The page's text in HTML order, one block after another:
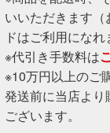
いいただきます
ドはご利用になれ
※代引き手数料は
※10万円以上のご
発送前に当店よ
ございます。